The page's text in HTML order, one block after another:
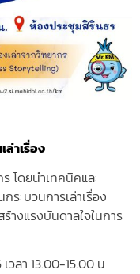
ล่าเรื่อง
โดยนำเทคนิคและ
ระบวนการเล่าเรื่อง
างแรงบันดาลใจในการ
วลา 13.00-15.00 น